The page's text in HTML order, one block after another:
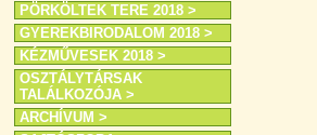
PÖRKÖLTEK TERE 2018 >
GYEREKBIRODALOM 2018 >
KÉZMŰVESEK 2018 >
OSZTÁLYTÁRSAK
TALÁLKOZÓJA >
ARCHÍVUM >